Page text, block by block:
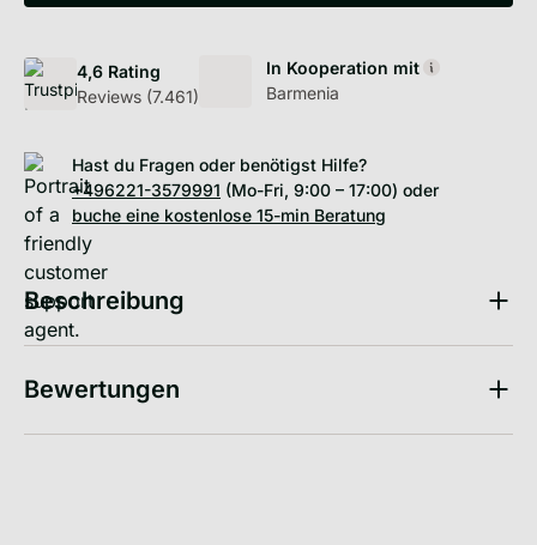
Hast du Fragen oder benötigst Hilfe?
+496221-3579991 (Mo-Fri, 9:00 – 17:00) oder
buche eine kostenlose 15-min Beratung
4,6 Rating
Reviews (7.461)
Discover Getsafe on trustpilot
In Kooperation mit
Nürnberger
In Kooperation mit
LV1871
In Kooperation mit
Barmenia
Beschreibung
Bewertungen